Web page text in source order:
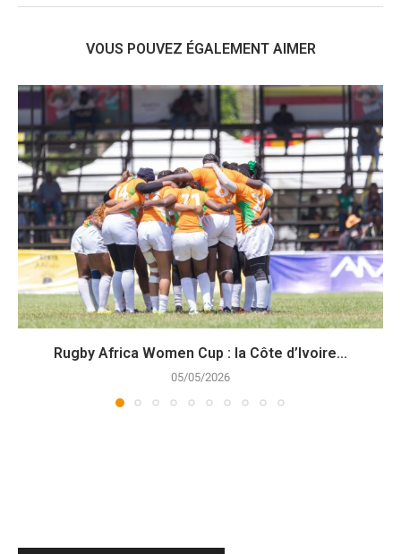
VOUS POUVEZ ÉGALEMENT AIMER
Rugby Africa Women Cup : la Côte d’Ivoire...
05/05/2026